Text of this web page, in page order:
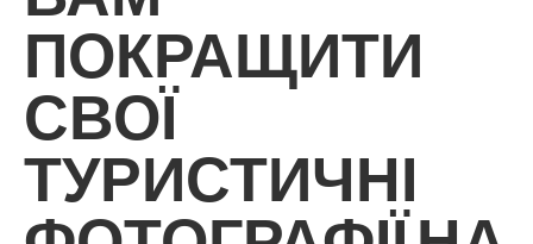
ПОКРАЩИТИ
СВОЇ
ТУРИСТИЧНІ